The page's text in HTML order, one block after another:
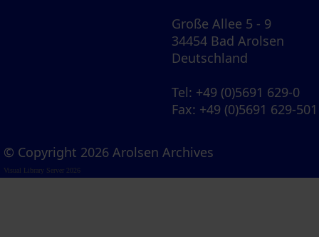
Große Allee 5 - 9
34454 Bad Arolsen
Deutschland
Tel: +49 (0)5691 629-0
Fax: +49 (0)5691 629-501
© Copyright 2026 Arolsen Archives
Visual Library Server 2026